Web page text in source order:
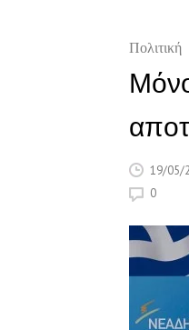
Πολιτική
19/05/
0